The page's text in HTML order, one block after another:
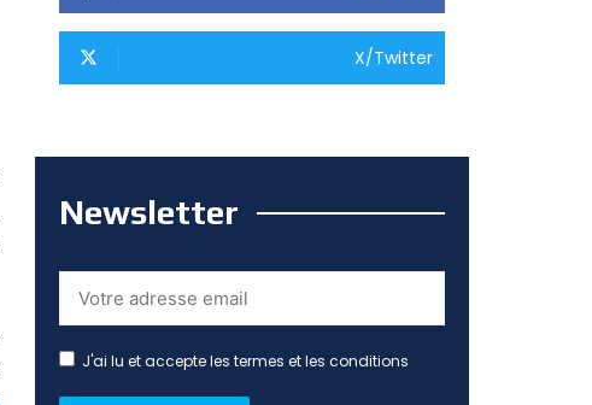
X/Twitter
Newsletter
J'ai lu et accepte les termes et les conditions